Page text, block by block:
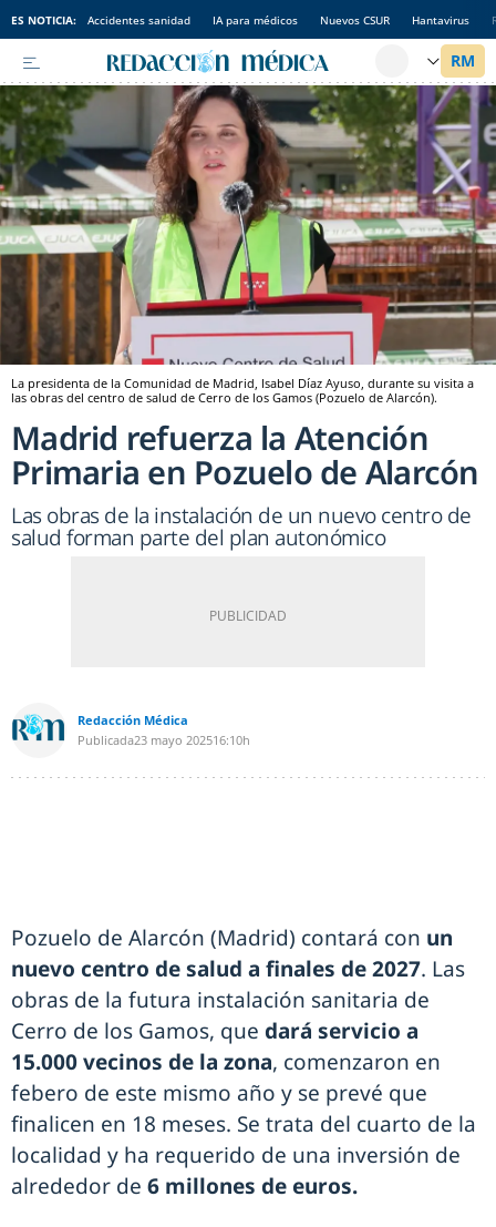
ES NOTICIA: Accidentes sanidad IA para médicos Nuevos CSUR Hantavirus
La presidenta de la Comunidad de Madrid, Isabel Díaz Ayuso, durante su visita a
las obras del centro de salud de Cerro de los Gamos (Pozuelo de Alarcón).
Madrid refuerza la Atención
Primaria en Pozuelo de Alarcón
Las obras de la instalación de un nuevo centro de
salud forman parte del plan autonómico
Redacción Médica
Publicada23 mayo 202516:10h
Pozuelo de Alarcón (Madrid) contará con un
nuevo centro de salud a finales de 2027. Las
obras de la futura instalación sanitaria de
Cerro de los Gamos, que dará servicio a
15.000 vecinos de la zona, comenzaron en
febero de este mismo año y se prevé que
finalicen en 18 meses. Se trata del cuarto de la
localidad y ha requerido de una inversión de
alrededor de 6 millones de euros.